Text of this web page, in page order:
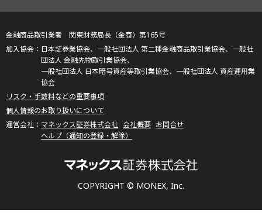
COPYRIGHT © MONEX, Inc.
金融商品取引業者 関東財務局長（金商）第165号
日本証券業協会、一般社団法人 第二種金融商品取引業協会、一般社
団法人 金融先物取引業協会、
一般社団法人 日本暗号資産等取引業協会、一般社団法人 資産運用業
協会
リスク・手数料などの重要事項
個人情報のお取り扱いについて
マネックス証券株式会社 会社概要 お問合せ
ヘルプ（通知の登録・解除）